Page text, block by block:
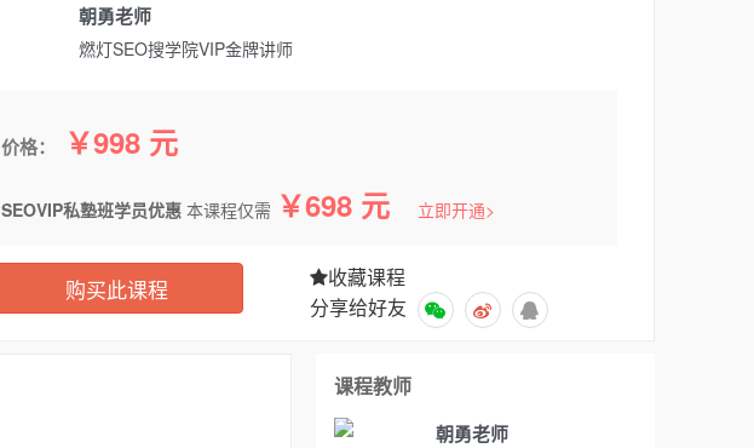
朝勇老师
燃灯SEO搜学院VIP金牌讲师
价格： ￥998 元
SEOVIP私塾班学员优惠 本课程仅需 ￥698 元 立即开通>
购买此课程
收藏课程
分享给好友
课程教师
朝勇老师